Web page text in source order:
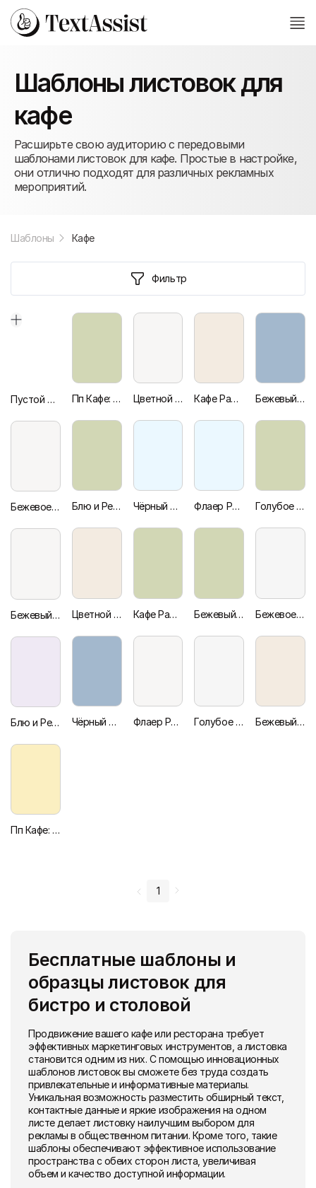
Шаблоны листовок для
кафе
Расширьте свою аудиторию с передовыми
шаблонами листовок для кафе. Простые в настройке,
они отлично подходят для различных рекламных
мероприятий.
Шаблоны Кафе
Фильтр
Пустой дизайн-макет
Бежевое и Фото Специального Предложения Меню Ресторана Флаер
Бежевый Флаер для Мероприятия Обеденное Время
Блю и Ред Гриль Ужин Предложение Ресторанный Флаер
Пп Кафе: Здоровое Питание — Флаер
Пп Кафе: Здоровое Питание — Флаер
Блю и Ред Гриль Ужин Предложение Ресторанный Флаер
Цветной Блок Специальное Предложение Минимальный Флайер
Чёрный Фотозадник Сделка Суп Кафе Флаер
Цветной Блок Специальное Предложение Минимальный Флайер
Чёрный Фотозадник Сделка Суп Кафе Флаер
Кафе Рамен Иллюстрация Зеленый Ресторан Флаер
Флаер Ресторана Кофейни Оранжевого и Зеленого Цветов
Кафе Рамен Иллюстрация Зеленый Ресторан Флаер
Флаер Ресторана Кофейни Оранжевого и Зеленого Цветов
Бежевый Элегантный Ограниченное Предложение Ужин Ресторан Флаер
Голубое Летнее Меню Ресторан Открытие Флаер
Бежевый Элегантный Ограниченное Предложение Ужин Ресторан Флаер
Голубое Летнее Меню Ресторан Открытие Флаер
Бежевое и Фото Специального Предложения Меню Ресторана Флаер
Бежевый Флаер для Мероприятия Обеденное Время
1
Бесплатные шаблоны и
образцы листовок для
бистро и столовой
Продвижение вашего кафе или ресторана требует
эффективных маркетинговых инструментов, а листовка
становится одним из них. С помощью инновационных
шаблонов листовок вы сможете без труда создать
привлекательные и информативные материалы.
Уникальная возможность разместить обширный текст,
контактные данные и яркие изображения на одном
листе делает листовку наилучшим выбором для
рекламы в общественном питании. Кроме того, такие
шаблоны обеспечивают эффективное использование
пространства с обеих сторон листа, увеличивая
объем и качество доступной информации.